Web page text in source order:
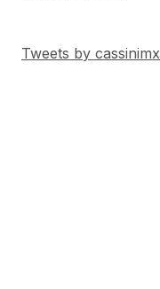
Tweets by cassinimx